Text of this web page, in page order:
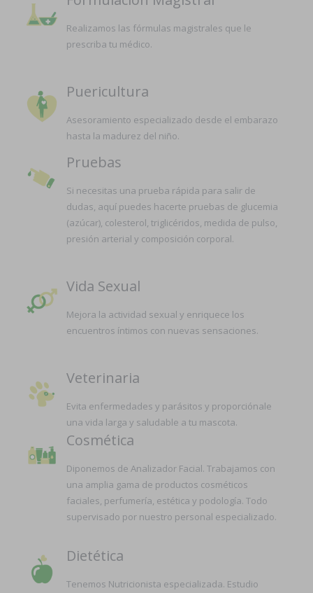
Realizamos las fórmulas magistrales que le
prescriba tu médico.
Puericultura
Asesoramiento especializado desde el embarazo
hasta la madurez del niño.
Pruebas
Si necesitas una prueba rápida para salir de
dudas, aquí puedes hacerte pruebas de glucemia
(azúcar), colesterol, triglicéridos, medida de pulso,
presión arterial y composición corporal.
Vida Sexual
Mejora la actividad sexual y enriquece los
encuentros íntimos con nuevas sensaciones.
Veterinaria
Evita enfermedades y parásitos y proporciónale
una vida larga y saludable a tu mascota.
Cosmética
Diponemos de Analizador Facial. Trabajamos con
una amplia gama de productos cosméticos
faciales, perfumería, estética y podología. Todo
supervisado por nuestro personal especializado.
Dietética
Tenemos Nutricionista especializada. Estudio